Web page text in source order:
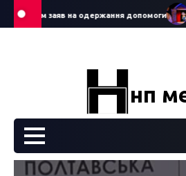
Skip
заяв на одержання допомоги
нп